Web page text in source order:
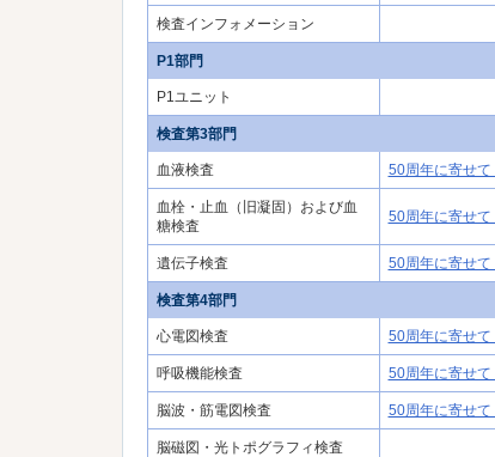
検査インフォメーション
P1部門
P1ユニット
検査第3部門
血液検査 50周年に寄せて
血栓・止血（旧凝固）および血
糖検査
50周年に寄せて
遺伝子検査 50周年に寄せて
検査第4部門
心電図検査 50周年に寄せて
呼吸機能検査 50周年に寄せて
脳波・筋電図検査 50周年に寄せて
脳磁図・光トポグラフィ検査